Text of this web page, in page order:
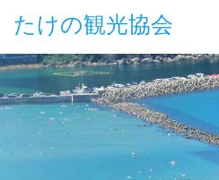
たけの観光協会
“たけの” の魅力
過ごし方
みどころ